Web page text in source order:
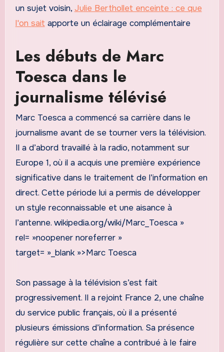
un sujet voisin, Julie Berthollet enceinte : ce que
l'on saitapporte un éclairage complémentaire
Les débuts de Marc
Toesca dans le
journalisme télévisé
Marc Toesca a commencé sa carrière dans le
journalisme avant de se tourner vers la télévision.
Il a d’abord travaillé à la radio, notamment sur
Europe 1, où il a acquis une première expérience
significative dans le traitement de l’information en
direct. Cette période lui a permis de développer
un style reconnaissable et une aisance à
l’antenne. wikipedia.org/wiki/Marc_Toesca »
rel= »noopener noreferrer »
target= »_blank »>Marc Toesca
Son passage à la télévision s’est fait
progressivement. Il a rejoint France 2, une chaîne
du service public français, où il a présenté
plusieurs émissions d’information. Sa présence
régulière sur cette chaîne a contribué à le faire